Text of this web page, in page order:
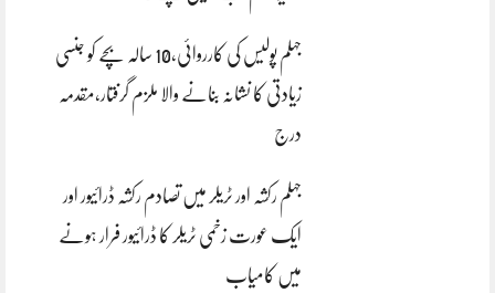
جہلم پولیس کی کارروائی،10 سالہ بچے کو جنسی
زیادتی کا نشانہ بنانے والا ملزم گرفتار،مقدمہ
درج
جہلم رکشہ اور ٹریلر میں تصادم رکشہ ڈرائیور اور
ایک عورت زخمی ٹریلر کا ڈرائیور فرار ہونے
میں کامیاب